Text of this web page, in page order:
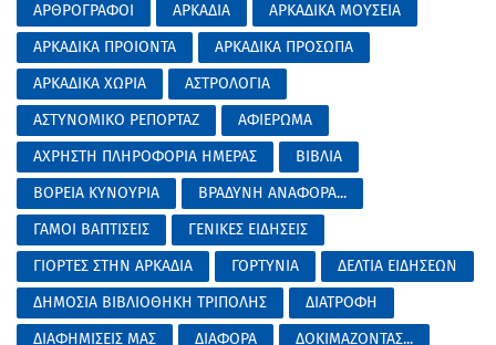
ΑΡΘΡΟΓΡΑΦΟΙ
ΑΡΚΑΔΙΑ
ΑΡΚΑΔΙΚΑ ΜΟΥΣΕΙΑ
ΑΡΚΑΔΙΚΑ ΠΡΟΙΟΝΤΑ
ΑΡΚΑΔΙΚΑ ΠΡΟΣΩΠΑ
ΑΡΚΑΔΙΚΑ ΧΩΡΙΑ
ΑΣΤΡΟΛΟΓΙΑ
ΑΣΤΥΝΟΜΙΚΟ ΡΕΠΟΡΤΑΖ
ΑΦΙΕΡΩΜΑ
ΑΧΡΗΣΤΗ ΠΛΗΡΟΦΟΡΙΑ ΗΜΕΡΑΣ
ΒΙΒΛΙΑ
ΒΟΡΕΙΑ ΚΥΝΟΥΡΙΑ
ΒΡΑΔΥΝΗ ΑΝΑΦΟΡΑ...
ΓΑΜΟΙ ΒΑΠΤΙΣΕΙΣ
ΓΕΝΙΚΕΣ ΕΙΔΗΣΕΙΣ
ΓΙΟΡΤΕΣ ΣΤΗΝ ΑΡΚΑΔΙΑ
ΓΟΡΤΥΝΙΑ
ΔΕΛΤΙΑ ΕΙΔΗΣΕΩΝ
ΔΗΜΟΣΙΑ ΒΙΒΛΙΟΘΗΚΗ ΤΡΙΠΟΛΗΣ
ΔΙΑΤΡΟΦΗ
ΔΙΑΦΗΜΙΣΕΙΣ ΜΑΣ
ΔΙΑΦΟΡΑ
ΔΟΚΙΜΑΖΟΝΤΑΣ...